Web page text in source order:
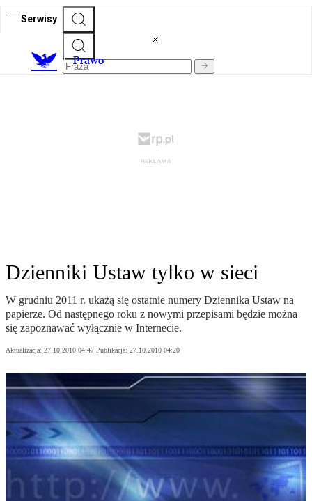
Serwisy
Prawo
Dzienniki Ustaw tylko w sieci
W grudniu 2011 r. ukażą się ostatnie numery Dziennika Ustaw na
papierze. Od następnego roku z nowymi przepisami będzie można
się zapoznawać wyłącznie w Internecie.
Aktualizacja: 27.10.2010 04:47 Publikacja: 27.10.2010 04:20